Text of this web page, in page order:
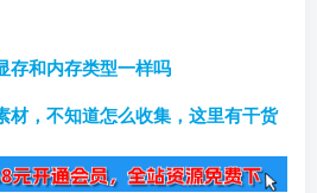
存和内存类型一样吗
材，不知道怎么收集，这里有干货